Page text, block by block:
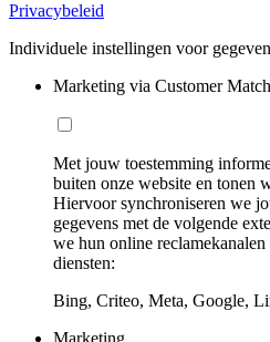
Privacybeleid
Individuele instellingen voor
Marketing via Customer Match
Met jouw toestemming
buiten onze website en tonen
Hiervoor synchroniseren we
gegevens met de volgende
we hun online
diensten:
Bing, Criteo, Meta, Google,